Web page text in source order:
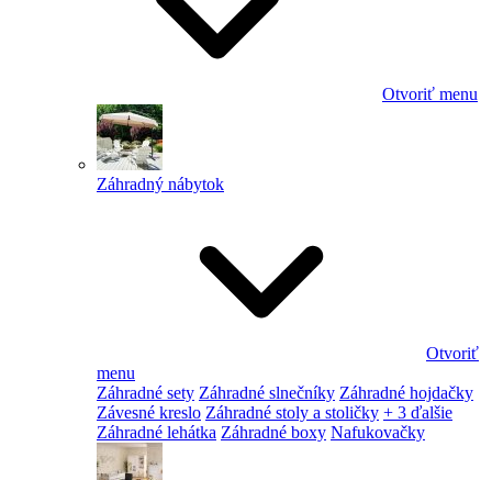
Otvoriť menu
Záhradný nábytok
Otvoriť
menu
Záhradné sety Záhradné slnečníky Záhradné hojdačky
Závesné kreslo Záhradné stoly a stoličky + 3 ďalšie
Záhradné lehátka Záhradné boxy Nafukovačky